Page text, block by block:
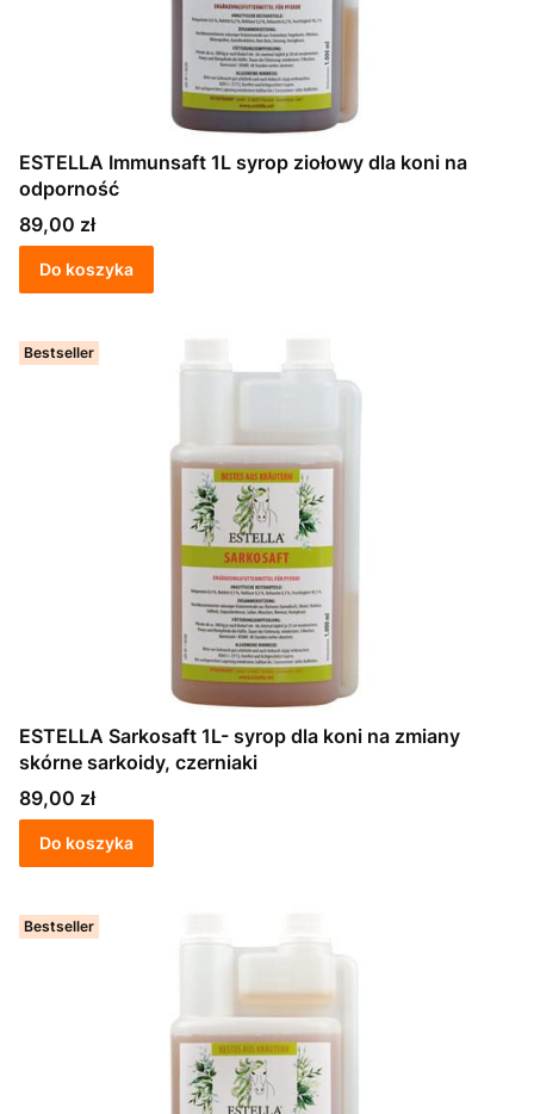
ESTELLA Immunsaft 1L syrop ziołowy dla koni na
odporność
Cena
89,00 zł
Do koszyka
Bestseller
ESTELLA Sarkosaft 1L- syrop dla koni na zmiany
skórne sarkoidy, czerniaki
Cena
89,00 zł
Do koszyka
Bestseller